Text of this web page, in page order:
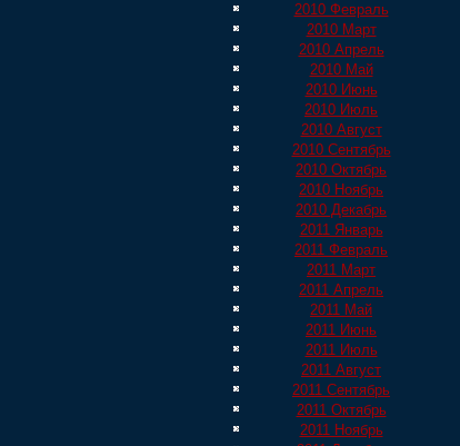
2010 Февраль
2010 Март
2010 Апрель
2010 Май
2010 Июнь
2010 Июль
2010 Август
2010 Сентябрь
2010 Октябрь
2010 Ноябрь
2010 Декабрь
2011 Январь
2011 Февраль
2011 Март
2011 Апрель
2011 Май
2011 Июнь
2011 Июль
2011 Август
2011 Сентябрь
2011 Октябрь
2011 Ноябрь